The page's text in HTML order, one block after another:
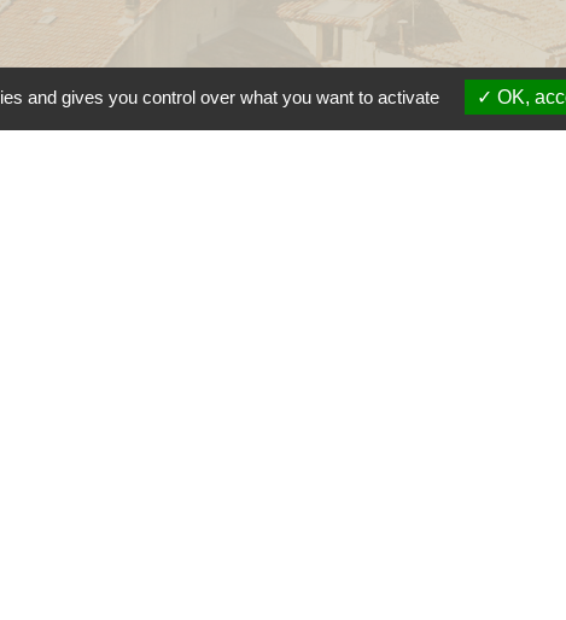
and gives you control over what you want to activate OK,